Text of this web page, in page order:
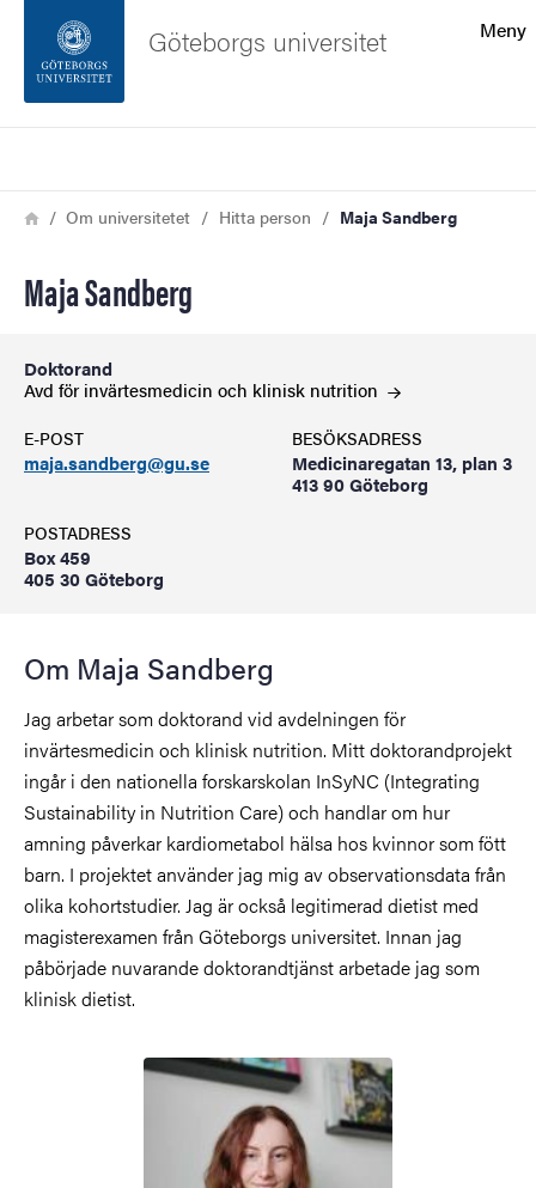
Sidfoten
Meny
Göteborgs universitet
Länkstig
HemOm universitetet Hitta person Maja Sandberg
Maja Sandberg
Doktorand
Avd för invärtesmedicin och klinisk nutrition
E-POST
maja.sandberg@gu.se
BESÖKSADRESS
Medicinaregatan 13, plan 3
413 90 Göteborg
POSTADRESS
Box 459
405 30 Göteborg
Om Maja Sandberg
Jag arbetar som doktorand vid avdelningen för
invärtesmedicin och klinisk nutrition. Mitt doktorandprojekt
ingår i den nationella forskarskolan InSyNC (Integrating
Sustainability in Nutrition Care) och handlar om hur
amning påverkar kardiometabol hälsa hos kvinnor som fött
barn. I projektet använder jag mig av observationsdata från
olika kohortstudier. Jag är också legitimerad dietist med
magisterexamen från Göteborgs universitet. Innan jag
påbörjade nuvarande doktorandtjänst arbetade jag som
klinisk dietist.